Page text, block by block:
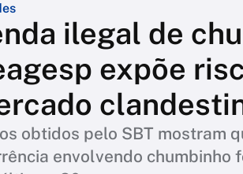
ilegal de
expõe
obtidos pelo SBT mostram
envolvendo chumbinho